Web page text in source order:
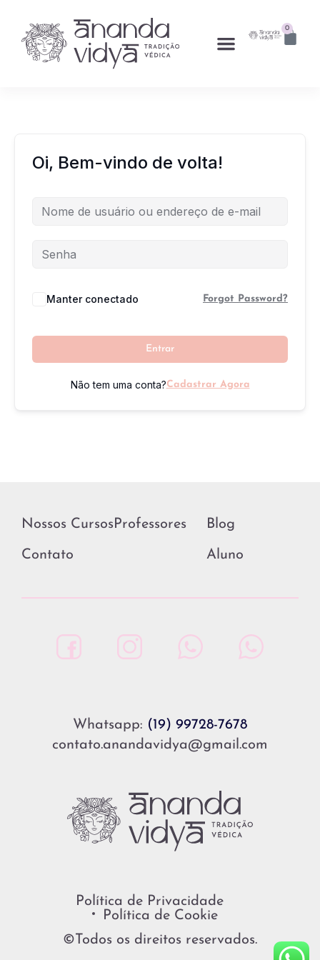
0
Oi, Bem-vindo de volta!
Manter conectado Forgot Password?
Entrar
Não tem uma conta?Cadastrar Agora
Whatsapp: (19) 99728-7678
contato.anandavidya@gmail.com
Política de Privacidade
Política de Cookie
©Todos os direitos reservados.
Nossos CursosProfessores Blog
Contato Aluno